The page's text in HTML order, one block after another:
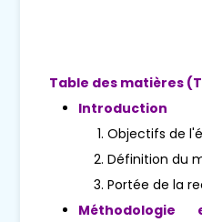
Table des matières
Introduction
Objectifs de
Définition du
Portée de la